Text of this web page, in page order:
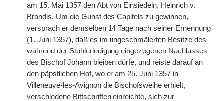
am 15. Mai 1357 den Abt von Einsiedeln, Heinrich v.
Brandis. Um die Gunst des Capitels zu gewinnen,
versprach er demselben 14 Tage nach seiner Ernennung
(1. Juni 1357), daß es im ungeschmälerten Besitze des
während der Stuhlerledigung eingezogenen Nachlasses
des Bischof Johann bleiben dürfe, und reiste darauf an
den päpstlichen Hof, wo er am 25. Juni 1357 in
Villeneuve-les-Avignon die Bischofsweihe erhielt,
verschiedene Bittschriften einreichte, sich zur